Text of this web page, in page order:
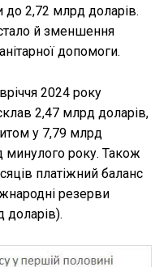
до 2,72 млрд доларів.
й зменшення
допомоги.
2024 року
2,47 млрд доларів,
у 7,79 млрд
минулого року. Також
платіжний баланс
резерви
доларів).